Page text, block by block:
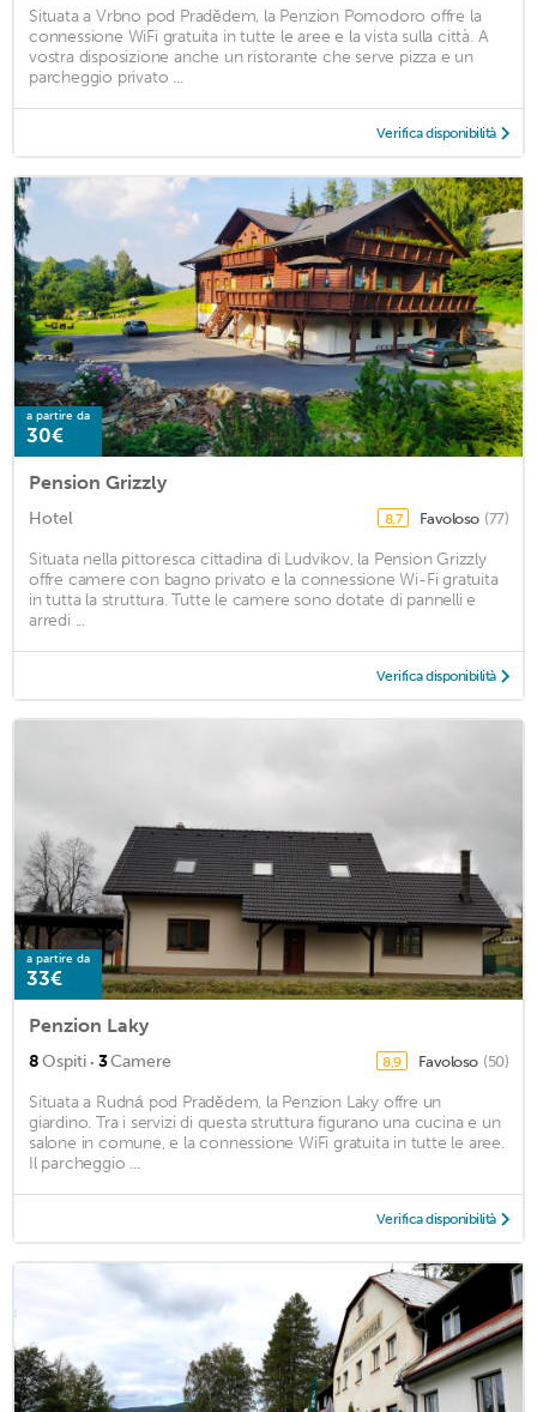
Situata a Vrbno pod Pradědem, la Penzion Pomodoro offre la
connessione WiFi gratuita in tutte le aree e la vista sulla città. A
vostra disposizione anche un ristorante che serve pizza e un
parcheggio privato ...
Verifica disponibilità
a partire da
30€
Pension Grizzly
Hotel 8,7 Favoloso (77)
Situata nella pittoresca cittadina di Ludvikov, la Pension Grizzly
offre camere con bagno privato e la connessione Wi-Fi gratuita
in tutta la struttura. Tutte le camere sono dotate di pannelli e
arredi ...
Verifica disponibilità
a partire da
33€
Penzion Laky
8Ospiti · 3Camere 8,9 Favoloso (50)
Situata a Rudná pod Pradědem, la Penzion Laky offre un
giardino. Tra i servizi di questa struttura figurano una cucina e un
salone in comune, e la connessione WiFi gratuita in tutte le aree.
Il parcheggio ...
Verifica disponibilità